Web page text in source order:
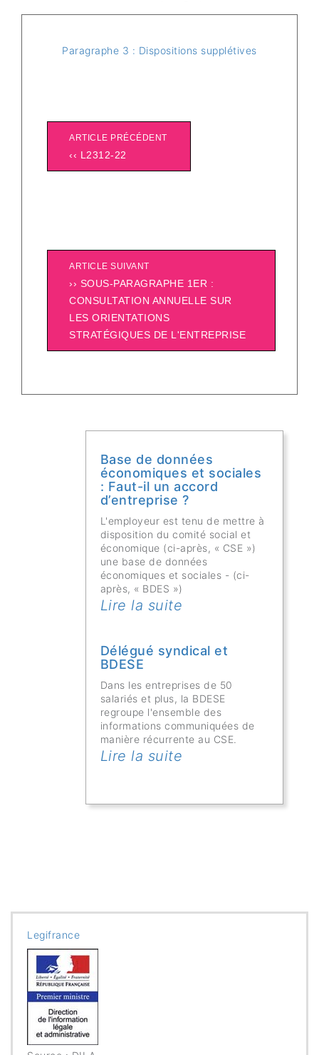
Paragraphe 3 : Dispositions supplétives
ARTICLE PRÉCÉDENT
‹‹ L2312-22
ARTICLE SUIVANT
›› SOUS-PARAGRAPHE 1ER :
CONSULTATION ANNUELLE SUR
LES ORIENTATIONS
STRATÉGIQUES DE L'ENTREPRISE
Base de données
économiques et sociales
: Faut-il un accord
d’entreprise ?
L'employeur est tenu de mettre à
disposition du comité social et
économique (ci-après, « CSE »)
une base de données
économiques et sociales - (ci-
après, « BDES »)
Lire la suite
Délégué syndical et
BDESE
Dans les entreprises de 50
salariés et plus, la BDESE
regroupe l'ensemble des
informations communiquées de
manière récurrente au CSE.
Lire la suite
Legifrance